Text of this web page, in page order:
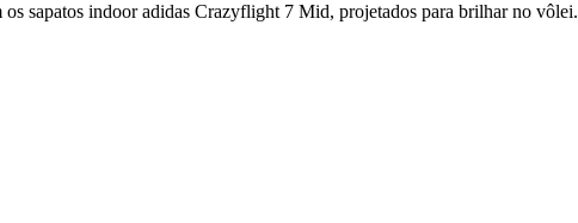
sapatos indoor adidas Crazyflight 7 Mid, projetados para brilhar no vôlei.